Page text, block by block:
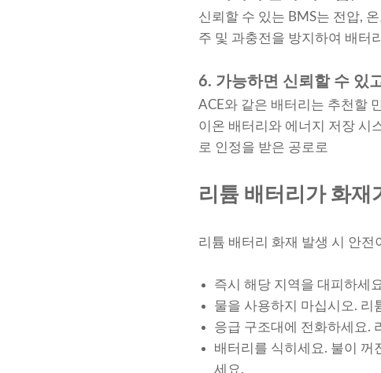
신뢰할 수 있는 BMS는 전압,
주 및 과충전을 방지하여 배터
6. 가능하면 신뢰할 수 있
ACE와 같은 배터리는 추천할
이온 배터리와 에너지 저장 시
로 인정을 받은 공로로
리튬 배터리가 화재
리튬 배터리 화재 발생 시 안
즉시 해당 지역을 대피하세
물을 사용하지 마십시오. 리
응급 구조대에 전화하세요.
배터리를 식히세요. 불이 꺼
세요.